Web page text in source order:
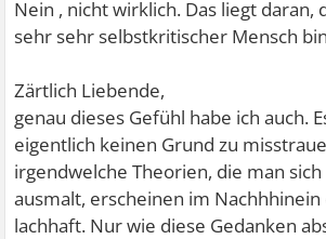
Nein , nicht wirklich. Das liegt daran,
sehr sehr selbstkritischer Mensch
Zärtlich Liebende,
genau dieses Gefühl habe ich auch.
eigentlich keinen Grund zu
irgendwelche Theorien, die man
ausmalt, erscheinen im Nachhhinein
lachhaft. Nur wie diese Gedanken